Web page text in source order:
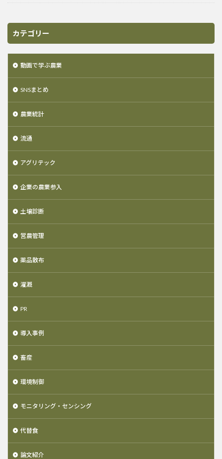
カテゴリー
動画で学ぶ農業
SNSまとめ
農業統計
流通
アグリテック
企業の農業参入
土壌診断
営農管理
薬品散布
灌漑
PR
導入事例
畜産
環境制御
モニタリング・センシング
代替食
論文紹介